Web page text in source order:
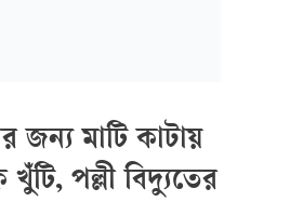
জন্য মাটি কাটায়
পল্লী বিদ্যুতের